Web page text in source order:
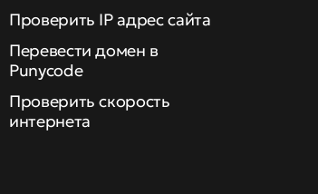
Проверить IP адрес сайта
Перевести домен в
Punycode
Проверить скорость
интернета